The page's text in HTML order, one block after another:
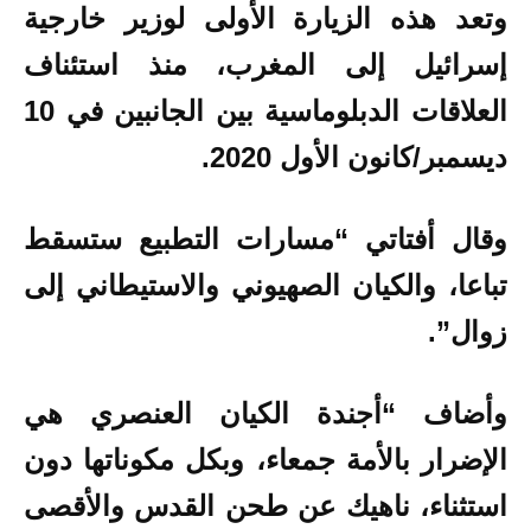
وتعد هذه الزيارة الأولى لوزير خارجية
إسرائيل إلى المغرب، منذ استئناف
العلاقات الدبلوماسية بين الجانبين في 10
ديسمبر/كانون الأول 2020.
وقال أفتاتي “مسارات التطبيع ستسقط
تباعا، والكيان الصهيوني والاستيطاني إلى
زوال”.
وأضاف “أجندة الكيان العنصري هي
الإضرار بالأمة جمعاء، وبكل مكوناتها دون
استثناء، ناهيك عن طحن القدس والأقصى